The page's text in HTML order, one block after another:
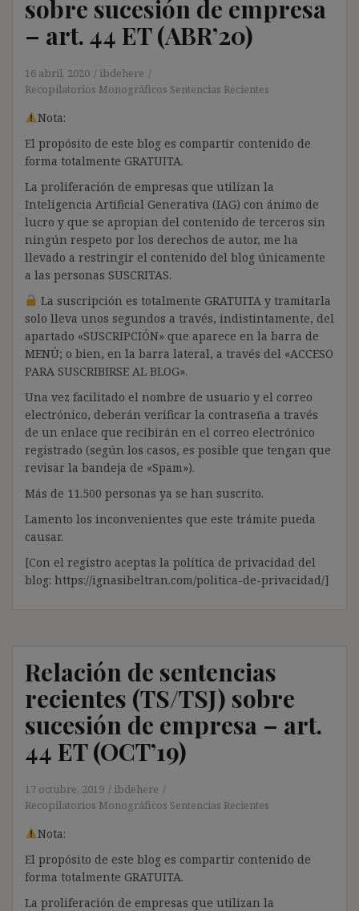
sobre sucesión de empresa
– art. 44 ET (ABR’20)
16 abril, 2020
ibdehere
Recopilatorios Monográficos Sentencias Recientes
Nota:
El propósito de este blog es compartir contenido de
forma totalmente GRATUITA.
La proliferación de empresas que utilizan la
Inteligencia Artificial Generativa (IAG) con ánimo de
lucro y que se apropian del contenido de terceros sin
ningún respeto por los derechos de autor, me ha
llevado a restringir el contenido del blog únicamente
a las personas SUSCRITAS.
La suscripción es totalmente GRATUITA y tramitarla
solo lleva unos segundos a través, indistintamente, del
apartado «SUSCRIPCIÓN» que aparece en la barra de
MENÚ; o bien, en la barra lateral, a través del «ACCESO
PARA SUSCRIBIRSE AL BLOG».
Una vez facilitado el nombre de usuario y el correo
electrónico, deberán verificar la contraseña a través
de un enlace que recibirán en el correo electrónico
registrado (según los casos, es posible que tengan que
revisar la bandeja de «Spam»).
Más de 11.500 personas ya se han suscrito.
Lamento los inconvenientes que este trámite pueda
causar.
[Con el registro aceptas la política de privacidad del
blog: https://ignasibeltran.com/politica-de-privacidad/]
Relación de sentencias
recientes (TS/TSJ) sobre
sucesión de empresa – art.
44 ET (OCT’19)
17 octubre, 2019
ibdehere
Recopilatorios Monográficos Sentencias Recientes
Nota:
El propósito de este blog es compartir contenido de
forma totalmente GRATUITA.
La proliferación de empresas que utilizan la